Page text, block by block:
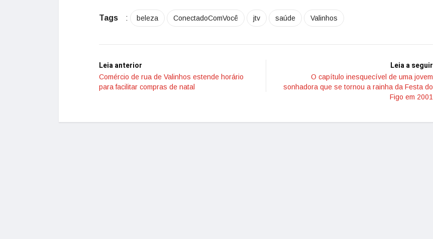
Tags : beleza ConectadoComVocê jtv saúde Valinhos
Leia anterior
Comércio de rua de Valinhos estende horário
para facilitar compras de natal
Leia a seguir
O capítulo inesquecível de uma jovem
sonhadora que se tornou a rainha da Festa do
Figo em 2001